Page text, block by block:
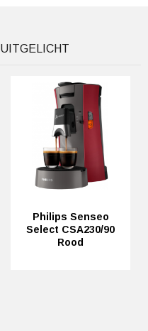
UITGELICHT
Philips Senseo
Select CSA230/90
Rood